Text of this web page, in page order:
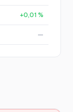
+0,01 %
—